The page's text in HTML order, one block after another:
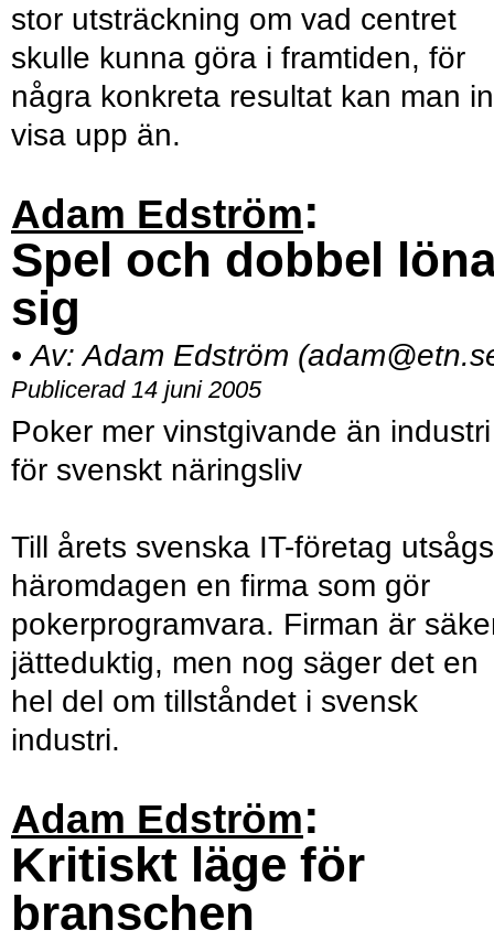
stor utsträckning om vad centret
skulle kunna göra i framtiden, för
några konkreta resultat kan man
visa upp än.
Adam Edström:
Spel och dobbel
sig
• Av:Adam Edström
Publicerad 14 juni 2005
Poker mer vinstgivande än industri
för svenskt näringsliv
Till årets svenska IT-företag utsågs
häromdagen en firma som gör
pokerprogramvara. Firman är
jätteduktig, men nog säger det en
hel del om tillståndet i svensk
industri.
Adam Edström:
Kritiskt läge för
branschen